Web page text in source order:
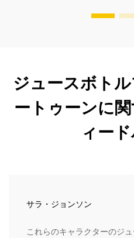
ジュースボト
ートゥーンに
ィー
サラ・ジョンソン
これらのキャラクターのジ